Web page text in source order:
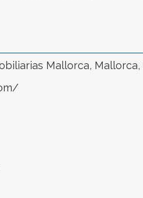
Mallorca, Mallorca,